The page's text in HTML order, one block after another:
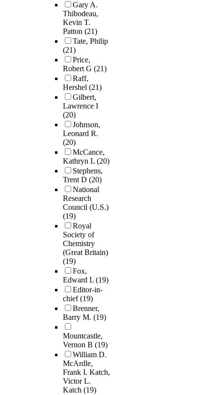
Gary A.
Thibodeau,
Kevin T.
Patton (21)
Tate, Philip
(21)
Price,
Robert G (21)
Raff,
Hershel (21)
Gilbert,
Lawrence I
(20)
Johnson,
Leonard R.
(20)
McCance,
Kathryn L (20)
Stephens,
Trent D (20)
National
Research
Council (U.S.)
(19)
Royal
Society of
Chemistry
(Great Britain)
(19)
Fox,
Edward L (19)
Editor-in-
chief(19)
Brenner,
Barry M. (19)
Mountcastle,
Vernon B (19)
William D.
McArdle,
Frank I. Katch,
Victor L.
Katch (19)